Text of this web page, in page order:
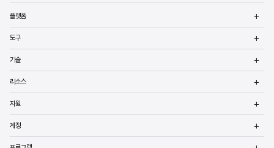
플랫폼
도구
기술
리소스
지원
계정